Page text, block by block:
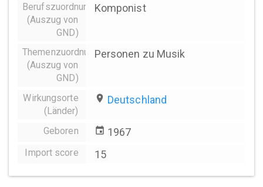
Berufszuordnungen
(Auszug von
GND)
Komponist
Themenzuordnung
(Auszug von
GND)
Personen zu Musik
Wirkungsorte
(Länder)
place Deutschland
Geboren event 1967
Import score 15